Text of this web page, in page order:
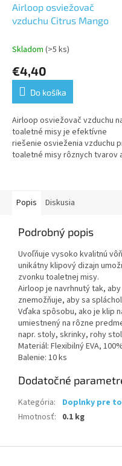
Airloop osviežovač
vzduchu Citrus Mango
Skladom (>5 ks)
€4,40
Do košíka
Airloop osviežovač vzduchu
toaletné misy je efektívne
riešenie osvieženia vzduchu
toaletné misy rôznych tvarov
Popis Diskusia
Podrobný popis
Uvoľňuje vysoko kvalitnú
unikátny klipový dizajn
zvonku toaletnej misy.
Airloop je navrhnutý tak,
znemožňuje, aby sa
Vďaka spôsobu, ako je klip
umiestnený na rôzne
napr. stoly, skrinky, rohy
Materiál: Flexibilný EVA,
Balenie: 10 ks
Dodatočné
Kategória:
Doplnky pre
Hmotnosť: 0.1 kg